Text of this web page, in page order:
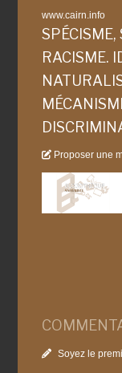
www.cairn.info
SPÉCISME,
RACISME.
Proposer une
Soyez le